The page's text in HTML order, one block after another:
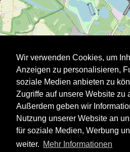
Wir verwenden Cookies, um
Anzeigen zu personalisieren,
soziale Medien anbieten zu
Zugriffe auf unsere Website zu
Außerdem geben wir
Nutzung unserer Website an
für soziale Medien, Werbung
weiter. Mehr Informationen
Impressum